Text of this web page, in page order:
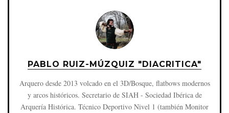
PABLO RUIZ-MÚZQUIZ "DIACRITICA"
Arquero desde 2013 volcado en el 3D/Bosque, flatbows modernos
y arcos históricos. Secretario de SIAH - Sociedad Ibérica de
Arquería Histórica. Técnico Deportivo Nivel 1 (también Monitor